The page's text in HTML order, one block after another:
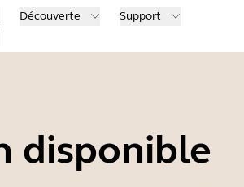
Découverte Support
disponible